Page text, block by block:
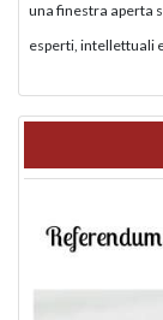
una finestra aperta
esperti, intellettuali